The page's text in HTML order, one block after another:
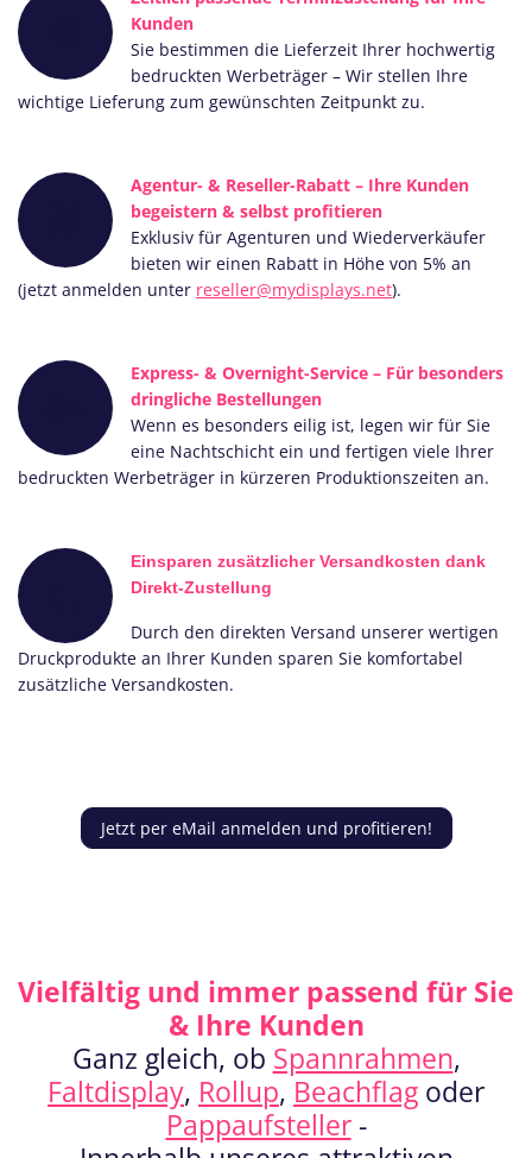
Kunden
Sie bestimmen die Lieferzeit Ihrer hochwertig
bedruckten Werbeträger – Wir stellen Ihre
wichtige Lieferung zum gewünschten Zeitpunkt zu.
Agentur- & Reseller-Rabatt – Ihre Kunden
begeistern & selbst profitieren
Exklusiv für Agenturen und Wiederverkäufer
bieten wir einen Rabatt in Höhe von 5% an
(jetzt anmelden unter reseller@mydisplays.net).
Express- & Overnight-Service – Für besonders
dringliche Bestellungen
Wenn es besonders eilig ist, legen wir für Sie
eine Nachtschicht ein und fertigen viele Ihrer
bedruckten Werbeträger in kürzeren Produktionszeiten an.
Einsparen zusätzlicher Versandkosten dank
Direkt-Zustellung
Durch den direkten Versand unserer wertigen
Druckprodukte an Ihrer Kunden sparen Sie komfortabel
zusätzliche Versandkosten.
Jetzt per eMail anmelden und profitieren!
Vielfältig und immer passend für Sie
& Ihre Kunden
Ganz gleich, ob Spannrahmen,
Faltdisplay, Rollup, Beachflag oder
Pappaufsteller-